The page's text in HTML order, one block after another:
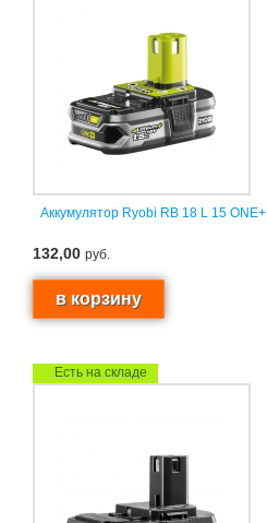
Аккумулятор Ryobi RB 18 L 15 ONE+
132,00 руб.
Есть на складе